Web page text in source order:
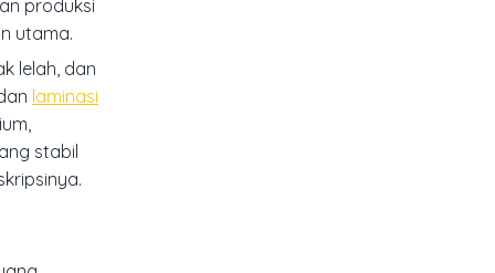
produksi
utama.
lelah, dan
laminasi
stabil